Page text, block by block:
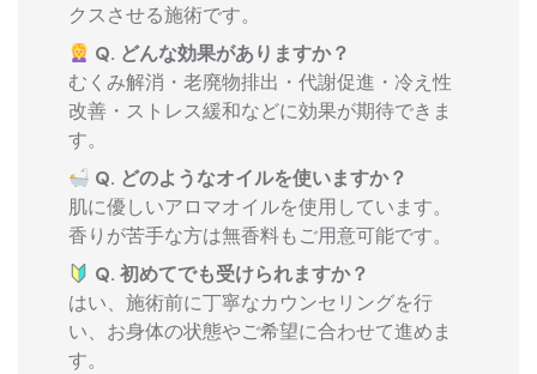
クスさせる施術です。
Q. どんな効果がありますか？
むくみ解消・老廃物排出・代謝促進・冷え性
改善・ストレス緩和などに効果が期待できま
す。
Q. どのようなオイルを使いますか？
肌に優しいアロマオイルを使用しています。
香りが苦手な方は無香料もご用意可能です。
Q. 初めてでも受けられますか？
はい、施術前に丁寧なカウンセリングを行
い、お身体の状態やご希望に合わせて進めま
す。